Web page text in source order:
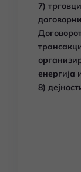
7)
енергија
8)